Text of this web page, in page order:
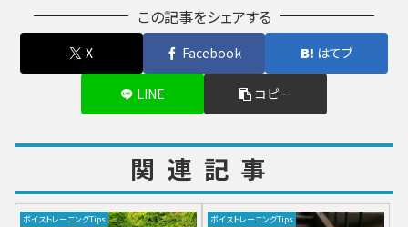
この記事をシェアする
X Facebook はてブ
LINE コピー
関連記事
ボイストレーニングTips ボイストレーニングTips